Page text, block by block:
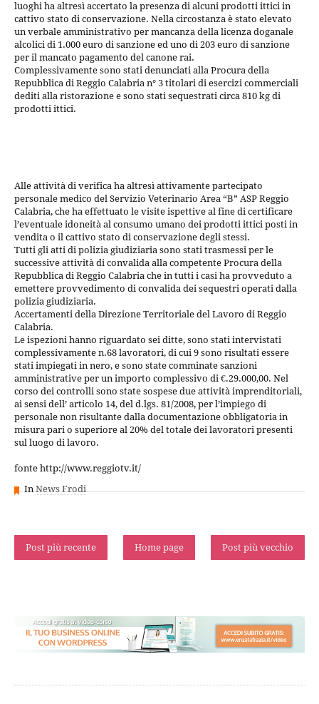
luoghi ha altresì accertato la presenza di alcuni prodotti ittici in
cattivo stato di conservazione. Nella circostanza è stato elevato
un verbale amministrativo per mancanza della licenza doganale
alcolici di 1.000 euro di sanzione ed uno di 203 euro di sanzione
per il mancato pagamento del canone rai.
Complessivamente sono stati denunciati alla Procura della
Repubblica di Reggio Calabria n° 3 titolari di esercizi commerciali
dediti alla ristorazione e sono stati sequestrati circa 810 kg di
prodotti ittici.
Alle attività di verifica ha altresì attivamente partecipato
personale medico del Servizio Veterinario Area “B” ASP Reggio
Calabria, che ha effettuato le visite ispettive al fine di certificare
l’eventuale idoneità al consumo umano dei prodotti ittici posti in
vendita o il cattivo stato di conservazione degli stessi.
Tutti gli atti di polizia giudiziaria sono stati trasmessi per le
successive attività di convalida alla competente Procura della
Repubblica di Reggio Calabria che in tutti i casi ha provveduto a
emettere provvedimento di convalida dei sequestri operati dalla
polizia giudiziaria.
Accertamenti della Direzione Territoriale del Lavoro di Reggio
Calabria.
Le ispezioni hanno riguardato sei ditte, sono stati intervistati
complessivamente n.68 lavoratori, di cui 9 sono risultati essere
stati impiegati in nero, e sono state comminate sanzioni
amministrative per un importo complessivo di €.29.000,00. Nel
corso dei controlli sono state sospese due attività imprenditoriali,
ai sensi dell’ articolo 14, del d.lgs. 81/2008, per l’impiego di
personale non risultante dalla documentazione obbligatoria in
misura pari o superiore al 20% del totale dei lavoratori presenti
sul luogo di lavoro.
fonte http://www.reggiotv.it/
InNews Frodi
Post più recente Post più vecchio
Home page